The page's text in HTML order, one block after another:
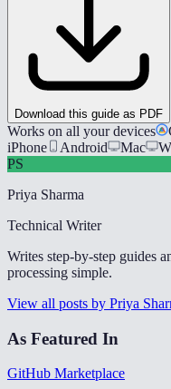
Download this guide as PDF
Works on all your devices
iPhone
Android Mac
PS
Priya Sharma
Technical Writer
Writes step-by-step guides
processing simple.
View all posts by Priya
As Featured In
GitHub Marketplace